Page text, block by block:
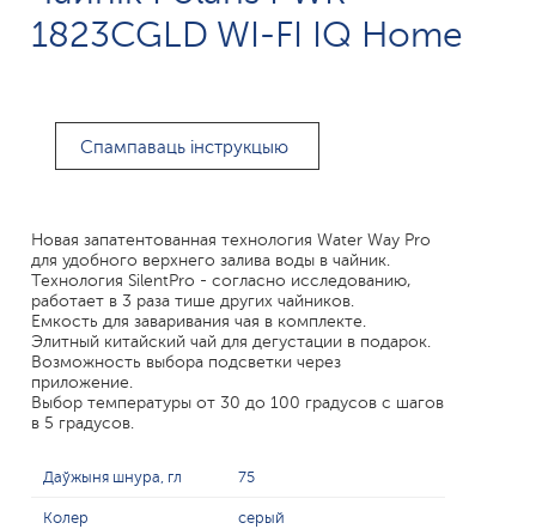
1823CGLD WI-FI IQ Home
Спампаваць інструкцыю
Новая запатентованная технология Water Way Pro
для удобного верхнего залива воды в чайник.
Технология SilentPro - согласно исследованию,
работает в 3 раза тише других чайников.
Емкость для заваривания чая в комплекте.
Элитный китайский чай для дегустации в подарок.
Возможность выбора подсветки через
приложение.
Выбор температуры от 30 до 100 градусов с шагов
в 5 градусов.
Даўжыня шнура, гл 75
Колер серый